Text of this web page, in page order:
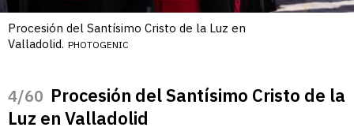
Procesión del Santísimo Cristo de la Luz en
Valladolid. PHOTOGENIC
/60 Procesión del Santísimo Cristo de la
Luz en Valladolid